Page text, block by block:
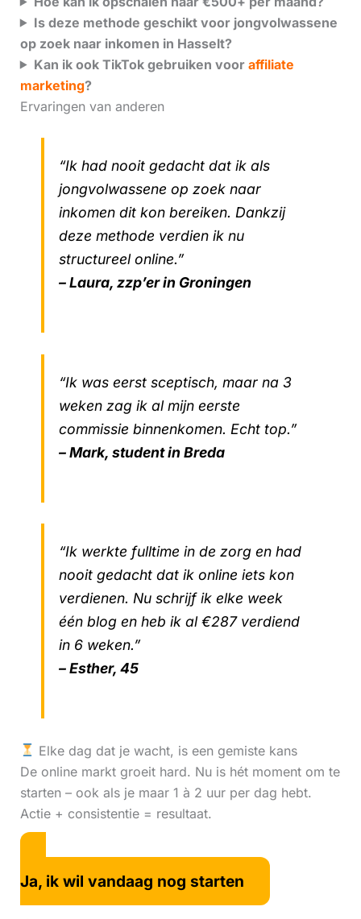
Is deze methode geschikt voor jongvolwassene
op zoek naar inkomen in Hasselt?
Kan ik ook TikTok gebruiken voor affiliate
marketing?
Ervaringen van anderen
“Ik had nooit gedacht dat ik als
jongvolwassene op zoek naar
inkomen dit kon bereiken. Dankzij
deze methode verdien ik nu
structureel online.”
– Laura, zzp’er in Groningen
“Ik was eerst sceptisch, maar na 3
weken zag ik al mijn eerste
commissie binnenkomen. Echt top.”
– Mark, student in Breda
“Ik werkte fulltime in de zorg en had
nooit gedacht dat ik online iets kon
verdienen. Nu schrijf ik elke week
één blog en heb ik al €287 verdiend
in 6 weken.”
– Esther, 45
Elke dag dat je wacht, is een gemiste kans
De online markt groeit hard. Nu is hét moment om te
starten – ook als je maar 1 à 2 uur per dag hebt.
Actie + consistentie = resultaat.
Ja, ik wil vandaag nog starten